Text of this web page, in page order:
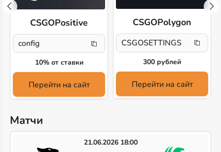
CSGOPositive
config
10% от ставки
Перейти на сайт
CSGOPolygon
CSGOSETTINGS
300 рублей
Перейти на сайт
Матчи
21.06.2026 18:00